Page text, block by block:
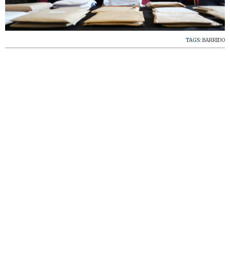
TAGS: BARRIDO